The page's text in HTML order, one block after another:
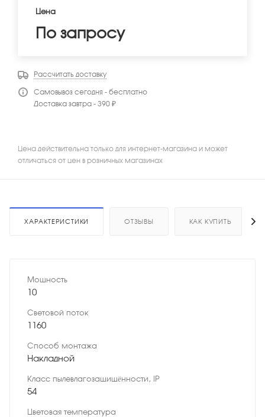
Цена
По запросу
Рассчитать доставку
Самовывоз сегодня - бесплатно
Доставка завтра - 390 ₽
Цена действительна только для интернет-магазина и может
отличаться от цен в розничных магазинах
ХАРАКТЕРИСТИКИ ОТЗЫВЫ КАК КУПИТЬ
Мощность
10
Световой поток
1160
Способ монтажа
Накладной
Класс пылевлагозащищённости, IP
54
Цветовая температура